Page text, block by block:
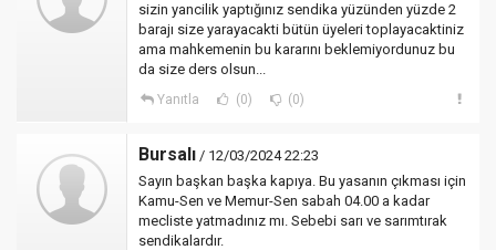
sizin yancilik yaptığınız sendika yüzünden yüzde 2
barajı size yarayacakti bütün üyeleri toplayacaktiniz
ama mahkemenin bu kararını beklemiyordunuz bu
da size ders olsun...
Yanıtla (0) (0)
Bursalı / 12/03/2024 22:23
Sayın başkan başka kapıya. Bu yasanın çıkması için
Kamu-Sen ve Memur-Sen sabah 04.00 a kadar
mecliste yatmadınız mı. Sebebi sarı ve sarımtırak
sendikalardır.